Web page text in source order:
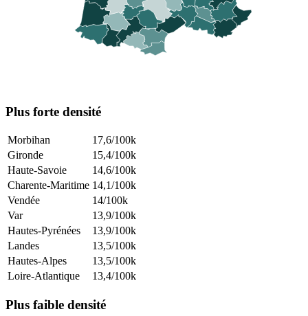
Plus forte densité
Morbihan 17,6/100k
Gironde
15,4/100k
Haute-Savoie
14,6/100k
Charente-Maritime 14,1/100k
Vendée
14/100k
Var
13,9/100k
Hautes-Pyrénées
13,9/100k
Landes
13,5/100k
Hautes-Alpes
13,5/100k
Loire-Atlantique
13,4/100k
Plus faible densité